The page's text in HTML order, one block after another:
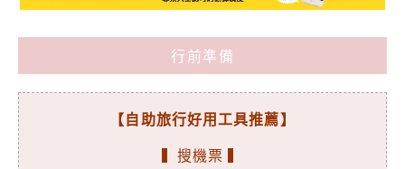
行前準備
【自助旅行好用工具推薦】
▍搜機票 ▍